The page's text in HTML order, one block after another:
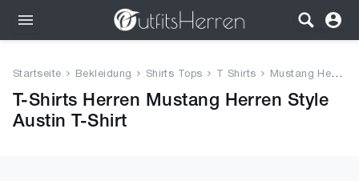
Bekleidung
Startseite Bekleidung Shirts Tops T Shirts Mustang Herren Style Austin T-...
T-Shirts Herren Mustang Herren Style
Austin T-Shirt